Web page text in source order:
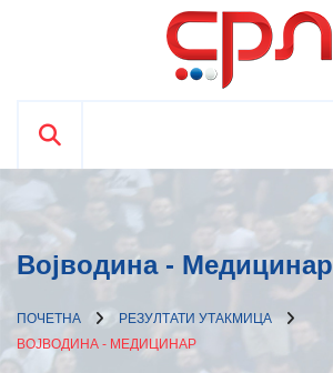
Војводина - Медицинар
ПОЧЕТНА
РЕЗУЛТАТИ УТАКМИЦА
ВОЈВОДИНА - МЕДИЦИНАР